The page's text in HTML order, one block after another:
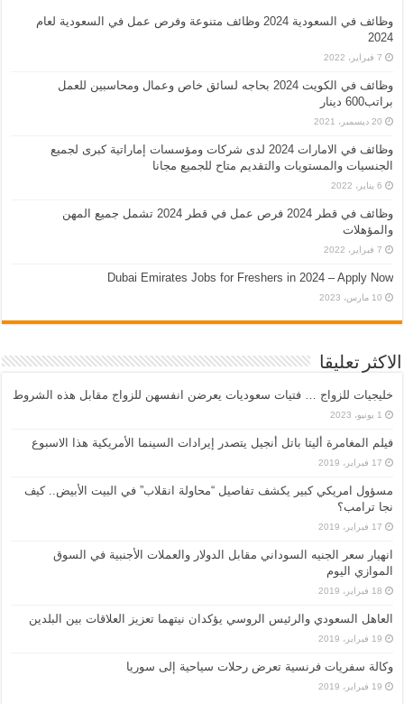
وظائف في السعودية 2024 وظائف متنوعة وفرص عمل في السعودية لعام
2024
7 فبراير، 2022
وظائف في الكويت 2024 بحاجه لسائق خاص وعمال ومحاسبين للعمل
براتب600 دينار
20 ديسمبر، 2021
وظائف في الامارات 2024 لدى شركات ومؤسسات إماراتية كبرى لجميع
الجنسيات والمستويات والتقديم متاح للجميع مجانا
6 يناير، 2022
وظائف في قطر 2024 فرص عمل في قطر 2024 تشمل جميع المهن
والمؤهلات
7 فبراير، 2022
Dubai Emirates Jobs for Freshers in 2024 – Apply Now
10 مارس، 2023
الاكثر تعليقا
خليجيات للزواج … فتيات سعوديات يعرضن انفسهن للزواج مقابل هذه الشروط
1 يونيو، 2023
فيلم المغامرة أليتا‭ ‬باتل أنجيل يتصدر إيرادات السينما الأمريكية هذا الاسبوع
17 فبراير، 2019
مسؤول امريكي كبير يكشف تفاصيل “محاولة انقلاب” في البيت الأبيض.. كيف
نجا ترامب؟
17 فبراير، 2019
انهيار سعر الجنيه السوداني مقابل الدولار والعملات الأجنبية في السوق
الموازي اليوم
18 فبراير، 2019
العاهل السعودي والرئيس الروسي يؤكدان نيتهما تعزيز العلاقات بين البلدين
19 فبراير، 2019
وكالة سفريات فرنسية تعرض رحلات سياحية إلى سوريا
19 فبراير، 2019